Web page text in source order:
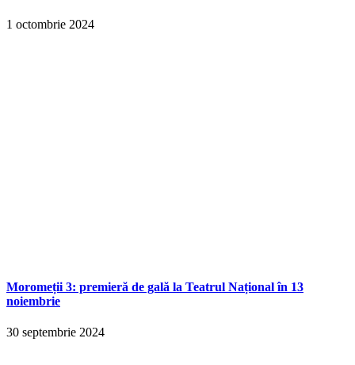
1 octombrie 2024
Moromeții 3: premieră de gală la Teatrul Național în 13
noiembrie
30 septembrie 2024